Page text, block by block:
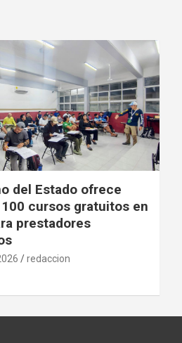
del Estado ofrece
cursos gratuitos en
prestadores
redaccion